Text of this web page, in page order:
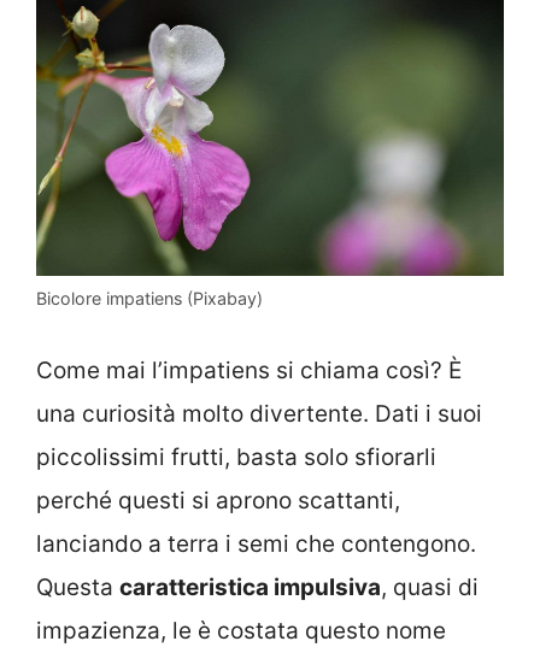
Bicolore impatiens (Pixabay)
Come mai l’impatiens si chiama così? È
una curiosità molto divertente. Dati i suoi
piccolissimi frutti, basta solo sfiorarli
perché questi si aprono scattanti,
lanciando a terra i semi che contengono.
Questa caratteristica impulsiva, quasi di
impazienza, le è costata questo nome